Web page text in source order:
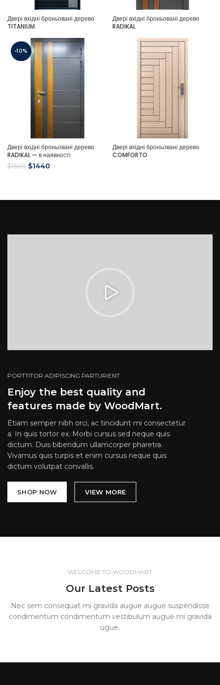
Двері вхідні броньовані дерево
TITANIUM
Двері вхідні броньовані дерево
RADIKAL
-10%
Двері вхідні броньовані дерево
RADIKAL — в наявності
$1600 $1440
Двері вхідні броньовані дерево
COMFORTO
PORTTITOR ADIPISCING PARTURIENT
Enjoy the best quality and
features made by WoodMart.
Etiam semper nibh orci, ac tincidunt mi consectetur
a. In quis tortor ex. Morbi cursus sed neque quis
dictum. Duis bibendum ullamcorper pharetra.
Vivamus quis turpis et enim cursus neque quis
dictum volutpat convallis.
SHOP NOW VIEW MORE
WELCOME TO WOODMART
Our Latest Posts
Nec sem consequat mi gravida augue augue suspendisse
condimentum condimentum vestibulum augue mi gravida
ugue.